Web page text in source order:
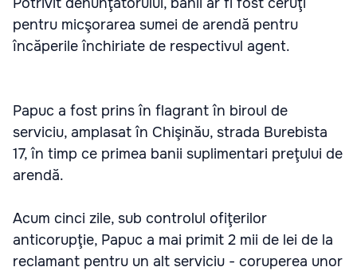
pentru micşorarea sumei de arendă pentru
încăperile închiriate de respectivul agent.
Papuc a fost prins în flagrant în biroul de
serviciu, amplasat în Chişinău, strada Burebista
17, în timp ce primea banii suplimentari preţului de
arendă.
Acum cinci zile, sub controlul ofiţerilor
anticorupţie, Papuc a mai primit 2 mii de lei de la
reclamant pentru un alt serviciu - coruperea unor